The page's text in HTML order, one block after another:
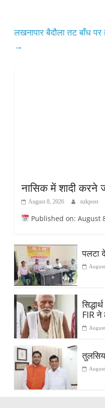
लखनापार बैदौला तट बाँध पर
→
नासिक में शादी करने
August 8, 2026 nzkpost
Published on: August 8,
पलटा
FIR ने